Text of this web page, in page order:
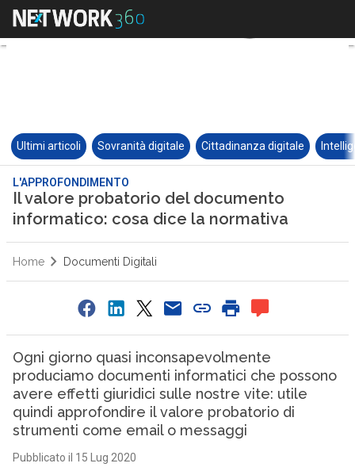
Ultimi articoli Sovranità digitale Cittadinanza digitale
L'APPROFONDIMENTO
Il valore probatorio del documento
informatico: cosa dice la normativa
Home Documenti Digitali
Ogni giorno quasi inconsapevolmente
produciamo documenti informatici che possono
avere effetti giuridici sulle nostre vite: utile
quindi approfondire il valore probatorio di
strumenti come email o messaggi
Pubblicato il 15 Lug 2020